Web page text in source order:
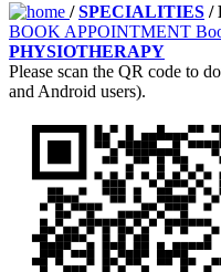
/SPECIALITIES /
BOOK APPOINTMENT
PHYSIOTHERAPY
Please scan the QR code to
and Android users).